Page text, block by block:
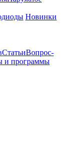
Новинки
СтатьиВопрос-
и программы